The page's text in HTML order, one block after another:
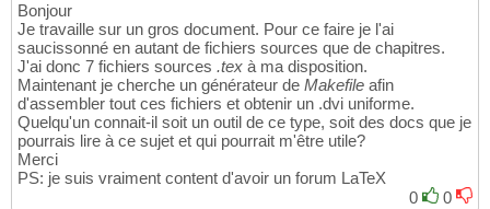
Bonjour
Je travaille sur un gros document. Pour ce faire je l'ai
saucissonné en autant de fichiers sources que de chapitres.
J'ai donc 7 fichiers sources .tex à ma disposition.
Maintenant je cherche un générateur de Makefile afin
d'assembler tout ces fichiers et obtenir un .dvi uniforme.
Quelqu'un connait-il soit un outil de ce type, soit des docs que je
pourrais lire à ce sujet et qui pourrait m'être utile?
Merci
PS: je suis vraiment content d'avoir un forum LaTeX
0
0